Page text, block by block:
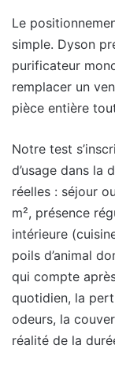
Le
simple. Dyson
purificateur
remplacer un
pièce entière
Notre test
d’usage dans la
réelles : séjour
m², présence
intérieure
poils d’animal
qui compte
quotidien, la
odeurs, la
réalité de la